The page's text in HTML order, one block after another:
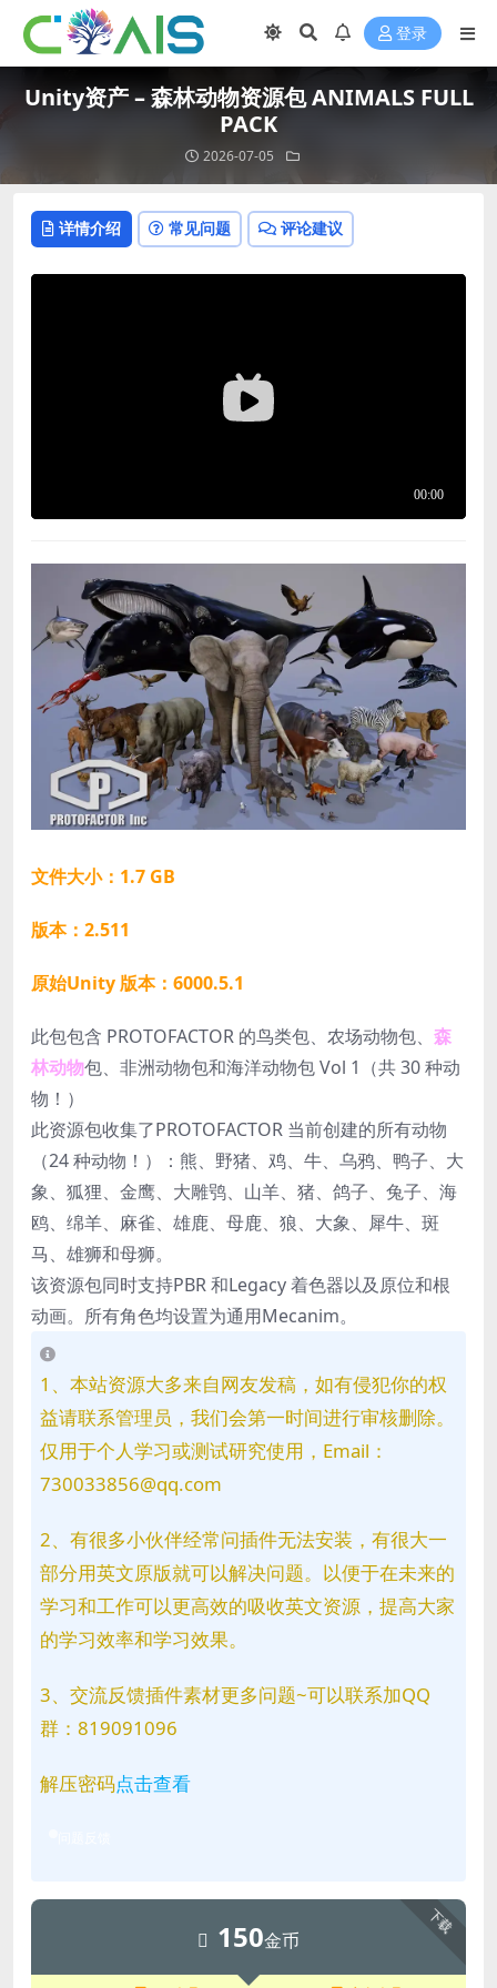
登录
Unity资产 – 森林动物资源包 ANIMALS FULL
PACK
2026-07-05
详情介绍 常见问题 评论建议
文件大小：1.7 GB
版本：2.511
原始Unity 版本：6000.5.1
此包包含 PROTOFACTOR 的鸟类包、农场动物包、 森
林动物包、非洲动物包和海洋动物包 Vol 1（共 30 种动
物！）
此资源包收集了PROTOFACTOR 当前创建的所有动物
（24 种动物！）：熊、野猪、鸡、牛、乌鸦、鸭子、大
象、狐狸、金鹰、大雕鸮、山羊、猪、鸽子、兔子、海
鸥、绵羊、麻雀、雄鹿、母鹿、狼、大象、犀牛、斑
马、雄狮和母狮。
该资源包同时支持PBR 和Legacy 着色器以及原位和根
动画。所有角色均设置为通用Mecanim。
1、本站资源大多来自网友发稿，如有侵犯你的权
益请联系管理员，我们会第一时间进行审核删除。
仅用于个人学习或测试研究使用，Email：
730033856@qq.com
2、有很多小伙伴经常问插件无法安装，有很大一
部分用英文原版就可以解决问题。以便于在未来的
学习和工作可以更高效的吸收英文资源，提高大家
的学习效率和学习效果。
3、交流反馈插件素材更多问题~可以联系加QQ
群：819091096
解压密码点击查看
下载
150金币